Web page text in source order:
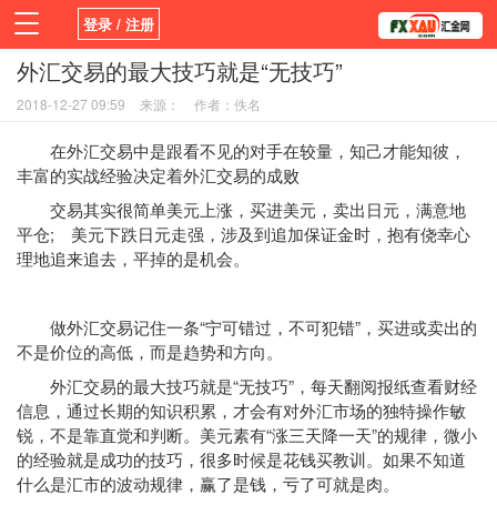
登录 / 注册
首页 新闻 观点 货币
平台
指标EA 书籍
外汇交易的最大技巧就是“无技巧”
2018-12-27 09:59 来源： 作者：佚名
在外汇交易中是跟看不见的对手在较量，知己才能知彼，
丰富的实战经验决定着外汇交易的成败
交易其实很简单美元上涨，买进美元，卖出日元，满意地
平仓; 美元下跌日元走强，涉及到追加保证金时，抱有侥幸心
理地追来追去，平掉的是机会。
做外汇交易记住一条“宁可错过，不可犯错”，买进或卖出的
不是价位的高低，而是趋势和方向。
外汇交易的最大技巧就是“无技巧”，每天翻阅报纸查看财经
信息，通过长期的知识积累，才会有对外汇市场的独特操作敏
锐，不是靠直觉和判断。美元素有“涨三天降一天”的规律，微小
的经验就是成功的技巧，很多时候是花钱买教训。如果不知道
什么是汇市的波动规律，赢了是钱，亏了可就是肉。